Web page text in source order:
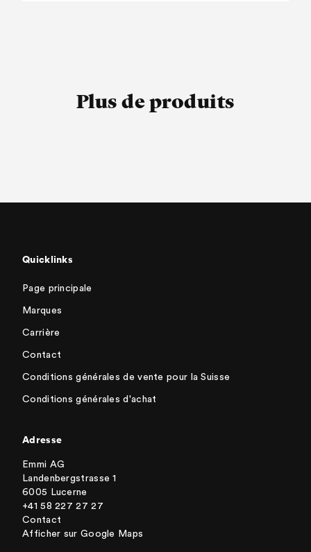
Plus de produits
Quicklinks
Page principale
Marques
Carrière
Contact
Conditions générales de vente pour la Suisse
Conditions générales d'achat
Adresse
Emmi AG
Landenbergstrasse 1
6005 Lucerne
+41 58 227 27 27
Contact
Afficher sur Google Maps